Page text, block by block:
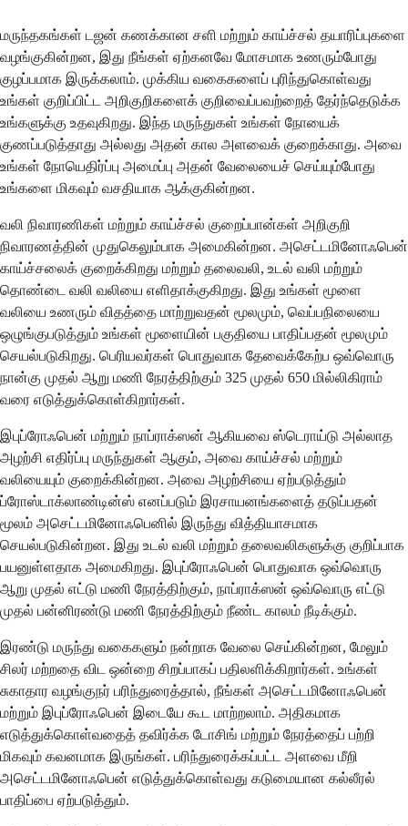
மருந்தகங்கள் டஜன் கணக்கான சளி மற்றும் காய்ச்சல் தயாரிப்புகளை
வழங்குகின்றன, இது நீங்கள் ஏற்கனவே மோசமாக உணரும்போது
குழப்பமாக இருக்கலாம். முக்கிய வகைகளைப் புரிந்துகொள்வது
உங்கள் குறிப்பிட்ட அறிகுறிகளைக் குறிவைப்பவற்றைத் தேர்ந்தெடுக்க
உங்களுக்கு உதவுகிறது. இந்த மருந்துகள் உங்கள் நோயைக்
குணப்படுத்தாது அல்லது அதன் கால அளவைக் குறைக்காது. அவை
உங்கள் நோயெதிர்ப்பு அமைப்பு அதன் வேலையைச் செய்யும்போது
உங்களை மிகவும் வசதியாக ஆக்குகின்றன.
வலி நிவாரணிகள் மற்றும் காய்ச்சல் குறைப்பான்கள் அறிகுறி
நிவாரணத்தின் முதுகெலும்பாக அமைகின்றன. அசெட்டமினோஃபென்
காய்ச்சலைக் குறைக்கிறது மற்றும் தலைவலி, உடல் வலி மற்றும்
தொண்டை வலி வலியை எளிதாக்குகிறது. இது உங்கள் மூளை
வலியை உணரும் விதத்தை மாற்றுவதன் மூலமும், வெப்பநிலையை
ஒழுங்குபடுத்தும் உங்கள் மூளையின் பகுதியை பாதிப்பதன் மூலமும்
செயல்படுகிறது. பெரியவர்கள் பொதுவாக தேவைக்கேற்ப ஒவ்வொரு
நான்கு முதல் ஆறு மணி நேரத்திற்கும் 325 முதல் 650 மில்லிகிராம்
வரை எடுத்துக்கொள்கிறார்கள்.
இபுப்ரோஃபென் மற்றும் நாப்ராக்ஸன் ஆகியவை ஸ்டெராய்டு அல்லாத
அழற்சி எதிர்ப்பு மருந்துகள் ஆகும், அவை காய்ச்சல் மற்றும்
வலியையும் குறைக்கின்றன. அவை அழற்சியை ஏற்படுத்தும்
ப்ரோஸ்டாக்லாண்டின்ஸ் எனப்படும் இரசாயனங்களைத் தடுப்பதன்
மூலம் அசெட்டமினோஃபெனில் இருந்து வித்தியாசமாக
செயல்படுகின்றன. இது உடல் வலி மற்றும் தலைவலிகளுக்கு குறிப்பாக
பயனுள்ளதாக அமைகிறது. இபுப்ரோஃபென் பொதுவாக ஒவ்வொரு
ஆறு முதல் எட்டு மணி நேரத்திற்கும், நாப்ராக்ஸன் ஒவ்வொரு எட்டு
முதல் பன்னிரண்டு மணி நேரத்திற்கும் நீண்ட காலம் நீடிக்கும்.
இரண்டு மருந்து வகைகளும் நன்றாக வேலை செய்கின்றன, மேலும்
சிலர் மற்றதை விட ஒன்றை சிறப்பாகப் பதிலளிக்கிறார்கள். உங்கள்
சுகாதார வழங்குநர் பரிந்துரைத்தால், நீங்கள் அசெட்டமினோஃபென்
மற்றும் இபுப்ரோஃபென் இடையே கூட மாற்றலாம். அதிகமாக
எடுத்துக்கொள்வதைத் தவிர்க்க டோசிங் மற்றும் நேரத்தைப் பற்றி
மிகவும் கவனமாக இருங்கள். பரிந்துரைக்கப்பட்ட அளவை மீறி
அசெட்டமினோஃபென் எடுத்துக்கொள்வது கடுமையான கல்லீரல்
பாதிப்பை ஏற்படுத்தும்.